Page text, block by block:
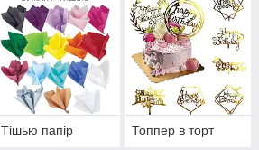
Тішью папір Топпер в торт